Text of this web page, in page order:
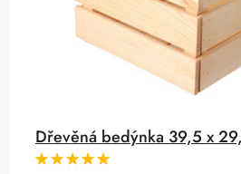
Dřevěná bedýnka 39,5 x